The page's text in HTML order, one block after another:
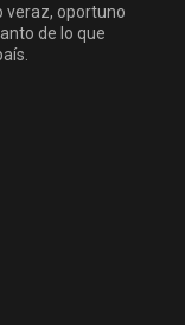
veraz, oportuno
de lo que